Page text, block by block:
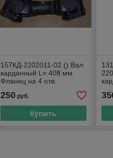
157КД-2202011-02 () Вал
карданный L= 408 мм.
Фланец на 4 отв.
ЗИЛ, БЕЛАЗ, АМКАДОР и
т.д
250руб.
Купить